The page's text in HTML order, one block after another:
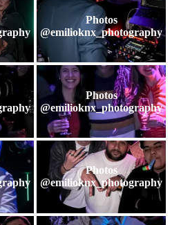
Photos
@emilioknx_photography
Photos
@emilioknx_photography
Photos
@emilioknx_photography